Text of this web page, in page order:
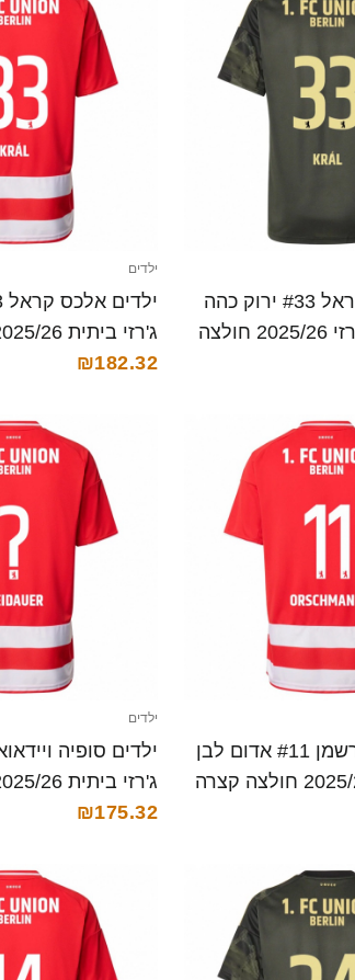
ילדים אלכס קראל #33 ירוק כהה
שחור הרחק ג'רזי 2025/26 חולצה
ילדים
ג'רזי ביתית 2025/26 חולצה קצרה
₪182.32
ילדים דינה אורשמן #11 אדום לבן
ילדים
ג'רזי ביתית 2025/26 חולצה קצרה
₪175.32